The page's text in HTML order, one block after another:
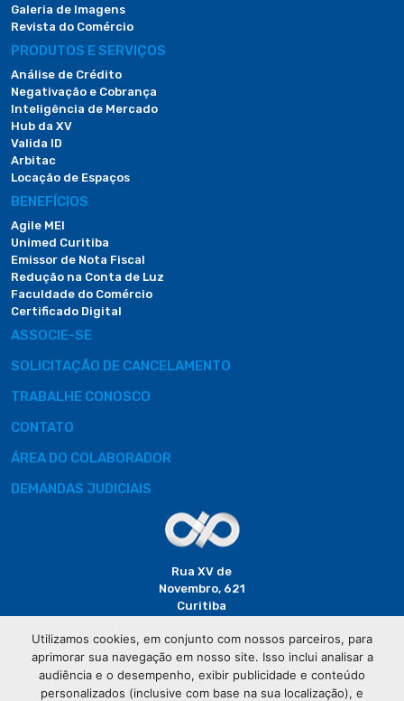
Galeria de Imagens
Revista do Comércio
PRODUTOS E SERVIÇOS
Análise de Crédito
Negativação e Cobrança
Inteligência de Mercado
Hub da XV
Valida ID
Arbitac
Locação de Espaços
BENEFÍCIOS
Agile MEI
Unimed Curitiba
Emissor de Nota Fiscal
Redução na Conta de Luz
Faculdade do Comércio
Certificado Digital
ASSOCIE-SE
SOLICITAÇÃO DE CANCELAMENTO
TRABALHE CONOSCO
CONTATO
ÁREA DO COLABORADOR
DEMANDAS JUDICIAIS
Rua XV de
Novembro, 621
Curitiba
(41) 3320-
2929
Utilizamos cookies, em conjunto com nossos parceiros, para
aprimorar sua navegação em nosso site. Isso inclui analisar a
audiência e o desempenho, exibir publicidade e conteúdo
personalizados (inclusive com base na sua localização), e